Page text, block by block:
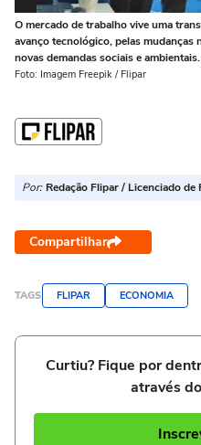
O mercado de trabalho vive uma
avanço tecnológico, pelas
novas demandas sociais e
Foto: Imagem Freepik / Flipar
Por: Redação Flipar / Licenciado de
Compartilhar
TAGS FLIPAR ECONOMIA
Curtiu? Fique por
através